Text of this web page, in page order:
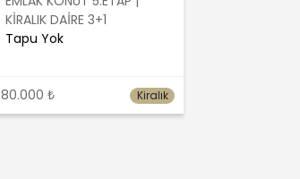
KİRALIK DAİRE 3+1
Tapu Yok
80.000 ₺ Kiralık